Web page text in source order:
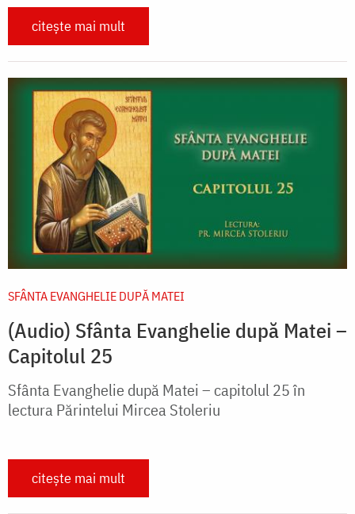
citește mai mult
SFÂNTA EVANGHELIE DUPĂ MATEI
(Audio) Sfânta Evanghelie după Matei –
Capitolul 25
Sfânta Evanghelie după Matei – capitolul 25 în
lectura Părintelui Mircea Stoleriu
citește mai mult